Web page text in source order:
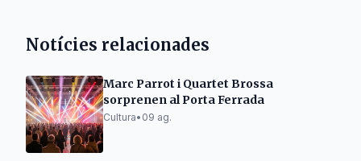
Notícies relacionades
Marc Parrot i Quartet Brossa
sorprenen al Porta Ferrada
Cultura• 09 ag.